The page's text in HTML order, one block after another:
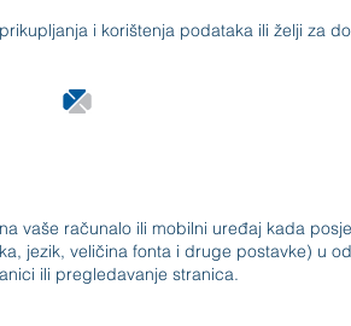
i korištenja podataka ili želji za
vaše računalo ili mobilni uređaj kada
jezik, veličina fonta i druge postavke) u
ili pregledavanje stranica.